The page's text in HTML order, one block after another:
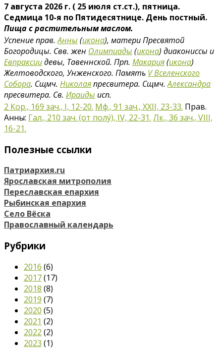
7 августа 2026 г. ( 25 июля ст.ст.), пятница.
Седмица 10-я по Пятидесятнице. День постный.
Пища с растительным маслом.
Успение прав.Анны (икона), матери Пресвятой
Богородицы. Свв. жен Олимпиады (икона) диакониссы и
Евпраксиидевы, Тавеннской. Прп. Макария(икона)
Желтоводского, Унженского. Память V Вселенского
Собора. Сщмч. Николаяпресвитера. Сщмч.Александра
пресвитера. Св. Ираиды исп.
2 Кор., 169 зач., I, 12-20. Мф., 91 зач., XXII, 23-33. Прав.
Анны: Гал., 210 зач. (от полу́), IV, 22-31. Лк., 36 зач., VIII,
16-21.
Полезные ссылки
Патриархия.ru
Ярославская митрополия
Переславская епархия
Рыбинская епархия
Село Вёска
Православный календарь
Рубрики
2016 (6)
2017(17)
2018 (8)
2019 (7)
2020 (5)
2021 (2)
2022 (2)
2023 (1)